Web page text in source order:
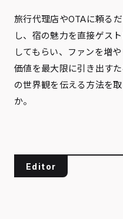
旅行代理店やOTAに頼る
し、宿の魅力を直接ゲス
してもらい、ファンを増
価値を最大限に引き出す
の世界観を伝える方法を
か。
Editor